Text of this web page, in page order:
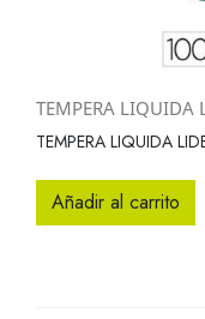
TEMPERA LIQUIDA
TEMPERA LIQUIDA
Añadir al carrito